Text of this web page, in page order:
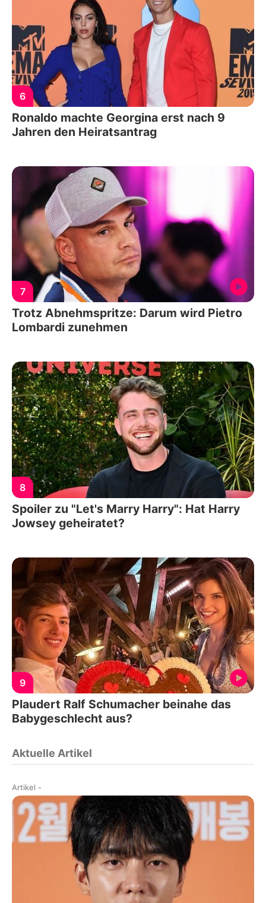
6
Ronaldo machte Georgina erst nach 9
Jahren den Heiratsantrag
7
Trotz Abnehmspritze: Darum wird Pietro
Lombardi zunehmen
8
Spoiler zu "Let's Marry Harry": Hat Harry
Jowsey geheiratet?
9
Plaudert Ralf Schumacher beinahe das
Babygeschlecht aus?
Aktuelle Artikel
Artikel -